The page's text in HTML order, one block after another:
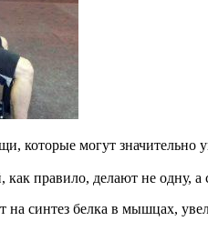
которые могут значительно
правило, делают не одну, а
на синтез белка в мышцах,